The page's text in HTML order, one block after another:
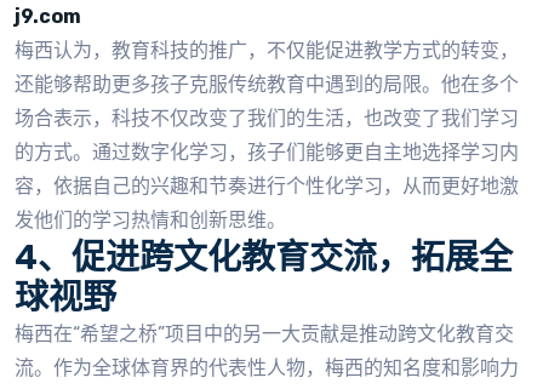
j9.com
梅西认为，教育科技的推广，不仅能促进教学方式的转变，
还能够帮助更多孩子克服传统教育中遇到的局限。他在多个
场合表示，科技不仅改变了我们的生活，也改变了我们学习
的方式。通过数字化学习，孩子们能够更自主地选择学习内
容，依据自己的兴趣和节奏进行个性化学习，从而更好地激
发他们的学习热情和创新思维。
4、促进跨文化教育交流，拓展全
球视野
梅西在“希望之桥”项目中的另一大贡献是推动跨文化教育交
流。作为全球体育界的代表性人物，梅西的知名度和影响力